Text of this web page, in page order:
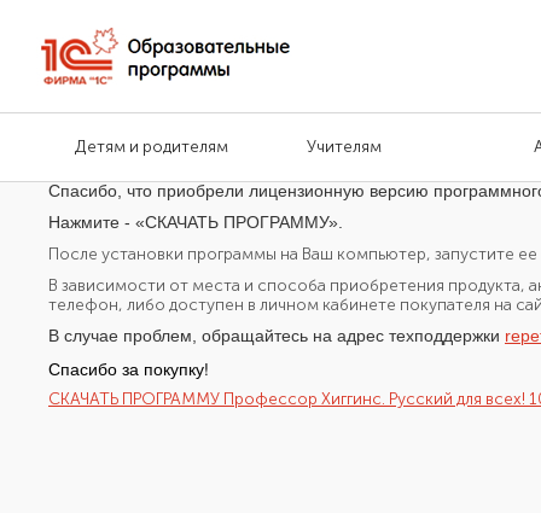
Детям и родителям Учителям
Спасибо, что приобрели лицензионную версию
Нажмите - «СКАЧАТЬ ПРОГРАММУ».
После установки программы на Ваш компьютер, запустите
В зависимости от места и способа приобретения продукта,
телефон, либо доступен в личном кабинете покупателя на
В случае проблем, обращайтесь на адрес техподдержки
Спасибо за покупку!
СКАЧАТЬ ПРОГРАММУ Профессор Хиггинс. Русский для всех!